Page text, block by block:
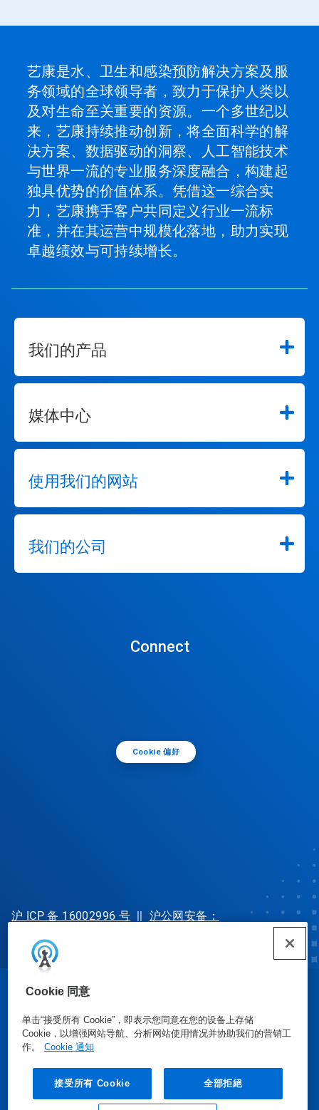
Cookie 同意
单击“接受所有 Cookie”，即表示您同意在您的设备上存储
Cookie，以增强网站导航、分析网站使用情况并协助我们的营销工
作。
Cookie 通知
接受所有 Cookie 全部拒絕
艺康是水、卫生和感染预防解决方案及服
务领域的全球领导者，致力于保护人类以
及对生命至关重要的资源。一个多世纪以
来，艺康持续推动创新，将全面科学的解
决方案、数据驱动的洞察、人工智能技术
与世界一流的专业服务深度融合，构建起
独具优势的价值体系。凭借这一综合实
力，艺康携手客户共同定义行业一流标
准，并在其运营中规模化落地，助力实现
卓越绩效与可持续增长。
我们的产品
媒体中心
使用我们的网站
我们的公司
Connect
Cookie 偏好
沪 ICP 备 16002996 号 || 沪公网安备：
31010702002902 号
安全数据表 | 隐私政策|使用条款